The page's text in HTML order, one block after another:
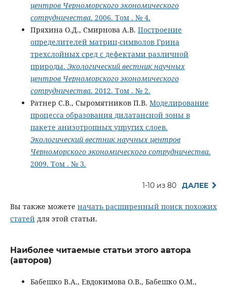
центров Черноморского экономического
сотрудничества. 2006. Том . № 4.
Пряхина О.Д., Смирнова А.В. Построение
определителей матриц-символов Грина
трехслойных сред с дефектами различной
природы. Экологический вестник научных
центров Черноморского экономического
сотрудничества. 2012. Том . № 2.
Ратнер С.В., Сыромятников П.В. Моделирование
процесса образования дилатансной зоны в
пакете анизотропных упругих слоев.
Экологический вестник научных центров
Черноморского экономического сотрудничества.
2009. Том . № 3.
1-10 из 80 ДАЛЕЕ
Вы также можете начать расширенный поиск похожих
статейдля этой статьи.
Наиболее читаемые статьи этого автора
(авторов)
Бабешко В.А., Евдокимова О.В., Бабешко О.М.,